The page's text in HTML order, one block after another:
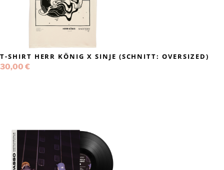
T-SHIRT HERR KÖNIG X SINJE (SCHNITT: OVERSIZED)
30,00 €